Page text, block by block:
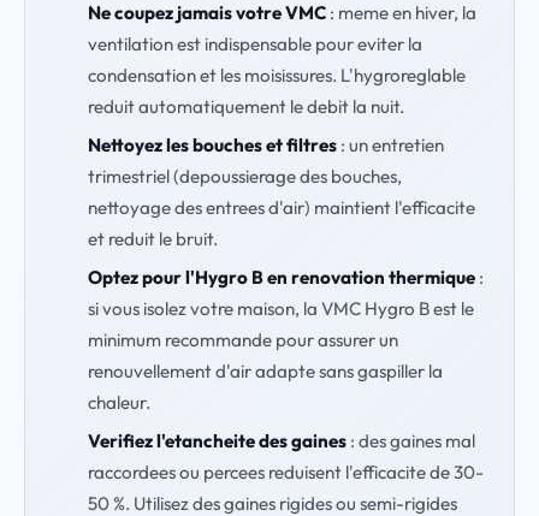
Ne coupez jamais votre VMC: meme en hiver, la
ventilation est indispensable pour eviter la
condensation et les moisissures. L'hygroreglable
reduit automatiquement le debit la nuit.
Nettoyez les bouches et filtres: un entretien
trimestriel (depoussierage des bouches,
nettoyage des entrees d'air) maintient l'efficacite
et reduit le bruit.
Optez pour l'Hygro B en renovation thermique:
si vous isolez votre maison, la VMC Hygro B est le
minimum recommande pour assurer un
renouvellement d'air adapte sans gaspiller la
chaleur.
Verifiez l'etancheite des gaines: des gaines mal
raccordees ou percees reduisent l'efficacite de 30-
50 %. Utilisez des gaines rigides ou semi-rigides